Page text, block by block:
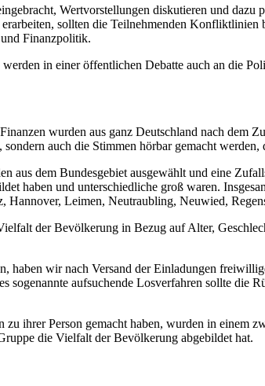
Wertvorstellungen diskutieren und dazu
sollten die Teilnehmenden
Finanzpolitik.
in einer öffentlichen Debatte auch an die
wurden aus ganz Deutschland nach dem
auch die Stimmen hörbar gemacht
aus dem Bundesgebiet ausgewählt und eine
haben und unterschiedliche groß waren.
Leimen, Neutraubling, Neuwied,
der Bevölkerung in Bezug auf Alter,
haben wir nach Versand der Einladungen
sogenannte aufsuchende Losverfahren sollte die
ihrer Person gemacht haben, wurden in einem
die Vielfalt der Bevölkerung abgebildet hat.